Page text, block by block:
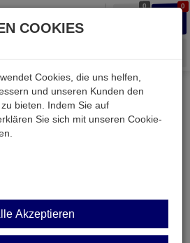
0 0
electronic TV & SAT
auf F-Buchse
COOKIES
Cookies, die uns helfen,
und unseren Kunden den
bieten. Indem Sie auf
Sie sich mit unseren Cookie-
Akzeptieren